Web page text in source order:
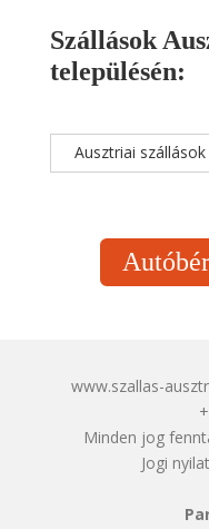
Szállások
településén:
Ausztriai
www.szallas-
Minden jog
Jogi